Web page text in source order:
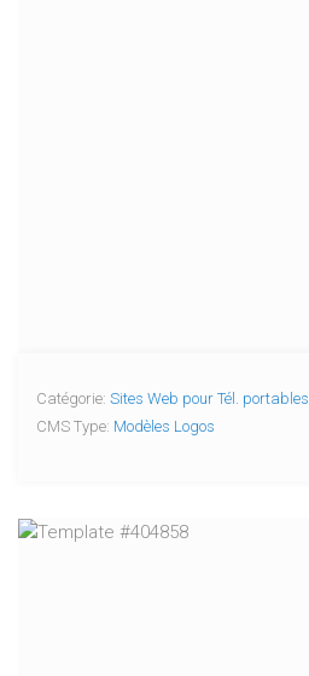
Catégorie: Sites Web pour Tél. portables
CMS Type: Modèles Logos